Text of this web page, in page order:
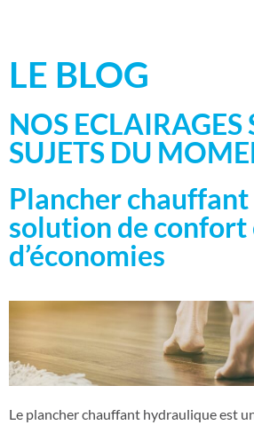
LE BLOG
NOS ECLAIRAGES
SUJETS DU
Plancher chauffant
solution de confort
d’économies
Le plancher chauffant hydraulique est